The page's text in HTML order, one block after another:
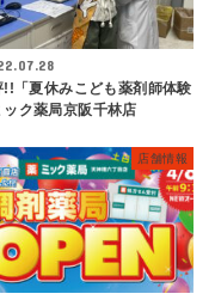
!!「夏休みこども薬剤師体験
ック薬局京阪千林店
店舗情報